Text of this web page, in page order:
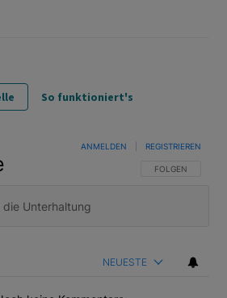
So funktioniert's
FOLGE DIESER
FOLGEN
ANMELDEN REGISTRIEREN
NEUESTE